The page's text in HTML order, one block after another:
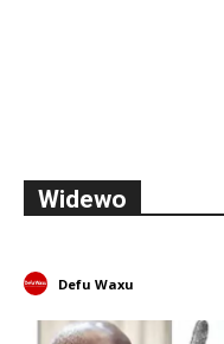
Widewo
Defu Waxu